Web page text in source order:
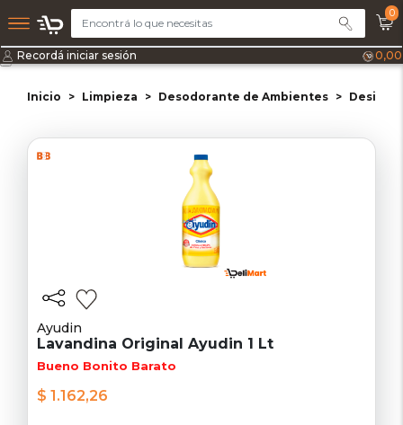
0
Recordá iniciar sesión 0,00
Inicio Limpieza Desodorante de Ambientes
Ayudin
Lavandina Original Ayudin 1 Lt
Bueno Bonito Barato
$ 1.162,26